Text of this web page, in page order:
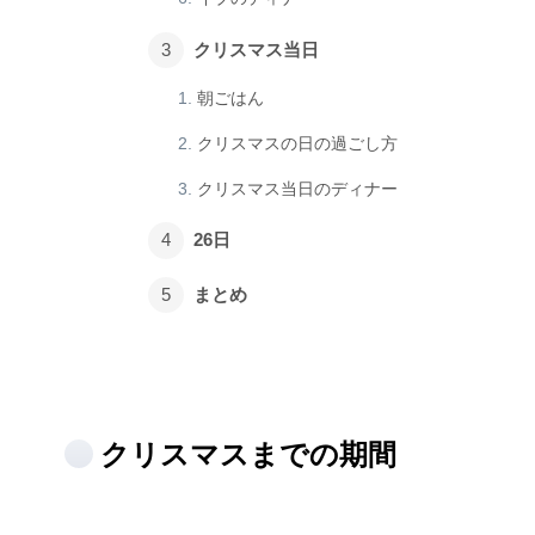
クリスマス当日
朝ごはん
クリスマスの日の過ごし方
クリスマス当日のディナー
26日
まとめ
クリスマスまでの期間